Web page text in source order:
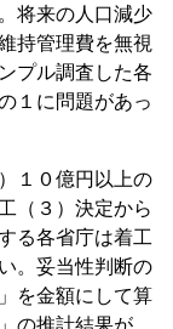
将来の人口減少
持管理費を無視
プル調査した各
１に問題があっ
１０億円以上の
（３）決定から
る各省庁は着工
。妥当性判断の
を金額にして算
の推計結果が